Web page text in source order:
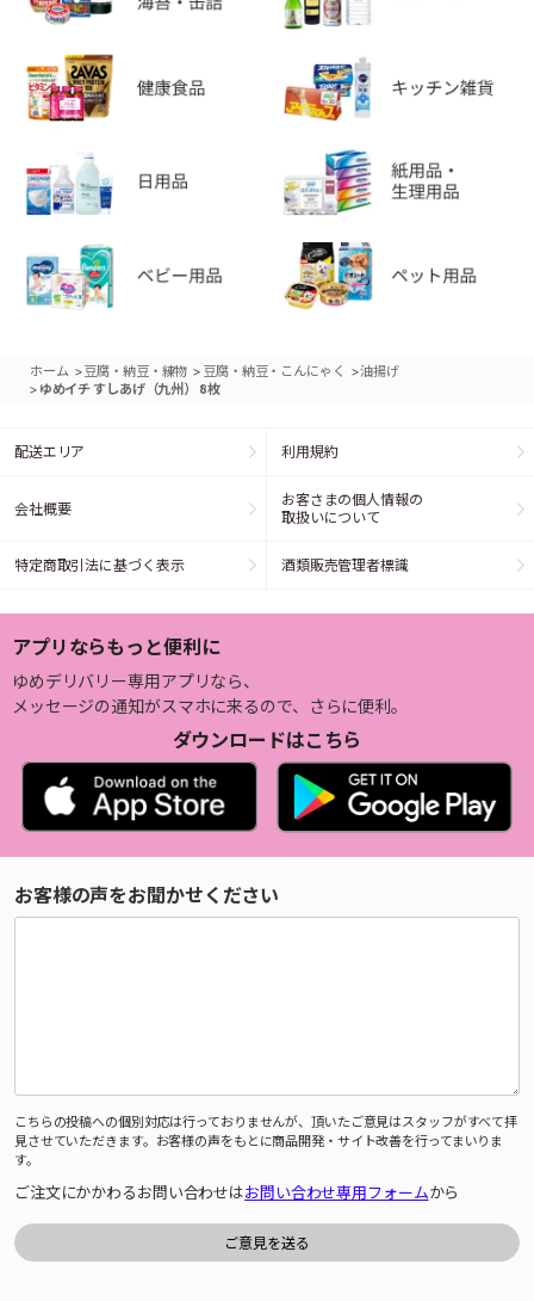
ホーム >豆腐・納豆・練物 > 豆腐・納豆・こんにゃく >油揚げ
> ゆめイチ すしあげ（九州） 8枚
配送エリア 利用規約
会社概要
お客さまの個人情報の
取扱いについて
特定商取引法に基づく表示 酒類販売管理者標識
アプリならもっと便利に
ゆめデリバリー専用アプリなら、
メッセージの通知がスマホに来るので、さらに便利。
ダウンロードはこちら
お客様の声をお聞かせください
こちらの投稿への個別対応は行っておりませんが、頂いたご意見はスタッフがすべて拝
見させていただきます。お客様の声をもとに商品開発・サイト改善を行ってまいりま
す。
ご注文にかかわるお問い合わせはお問い合わせ専用フォームから